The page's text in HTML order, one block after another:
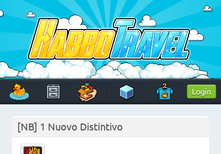
to
content
HabboTravel
Un viaggio di pixel!
Login
[NB] 1 Nuovo Distintivo